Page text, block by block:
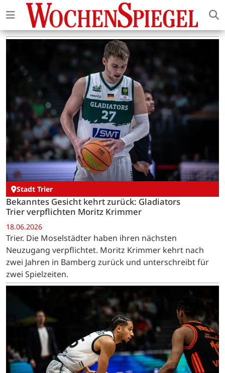
Stadt Trier
Bekanntes Gesicht kehrt zurück: Gladiators
Trier verpflichten Moritz Krimmer
18.06.2026
Trier. Die Moselstädter haben ihren nächsten
Neuzugang verpflichtet. Moritz Krimmer kehrt nach
zwei Jahren in Bamberg zurück und unterschreibt für
zwei Spielzeiten.